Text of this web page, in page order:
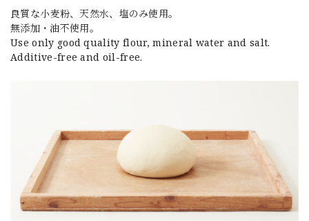
良質な小麦粉、天然水、塩のみ使用。
無添加・油不使用。
Use only good quality flour, mineral water and salt.
Additive-free and oil-free.